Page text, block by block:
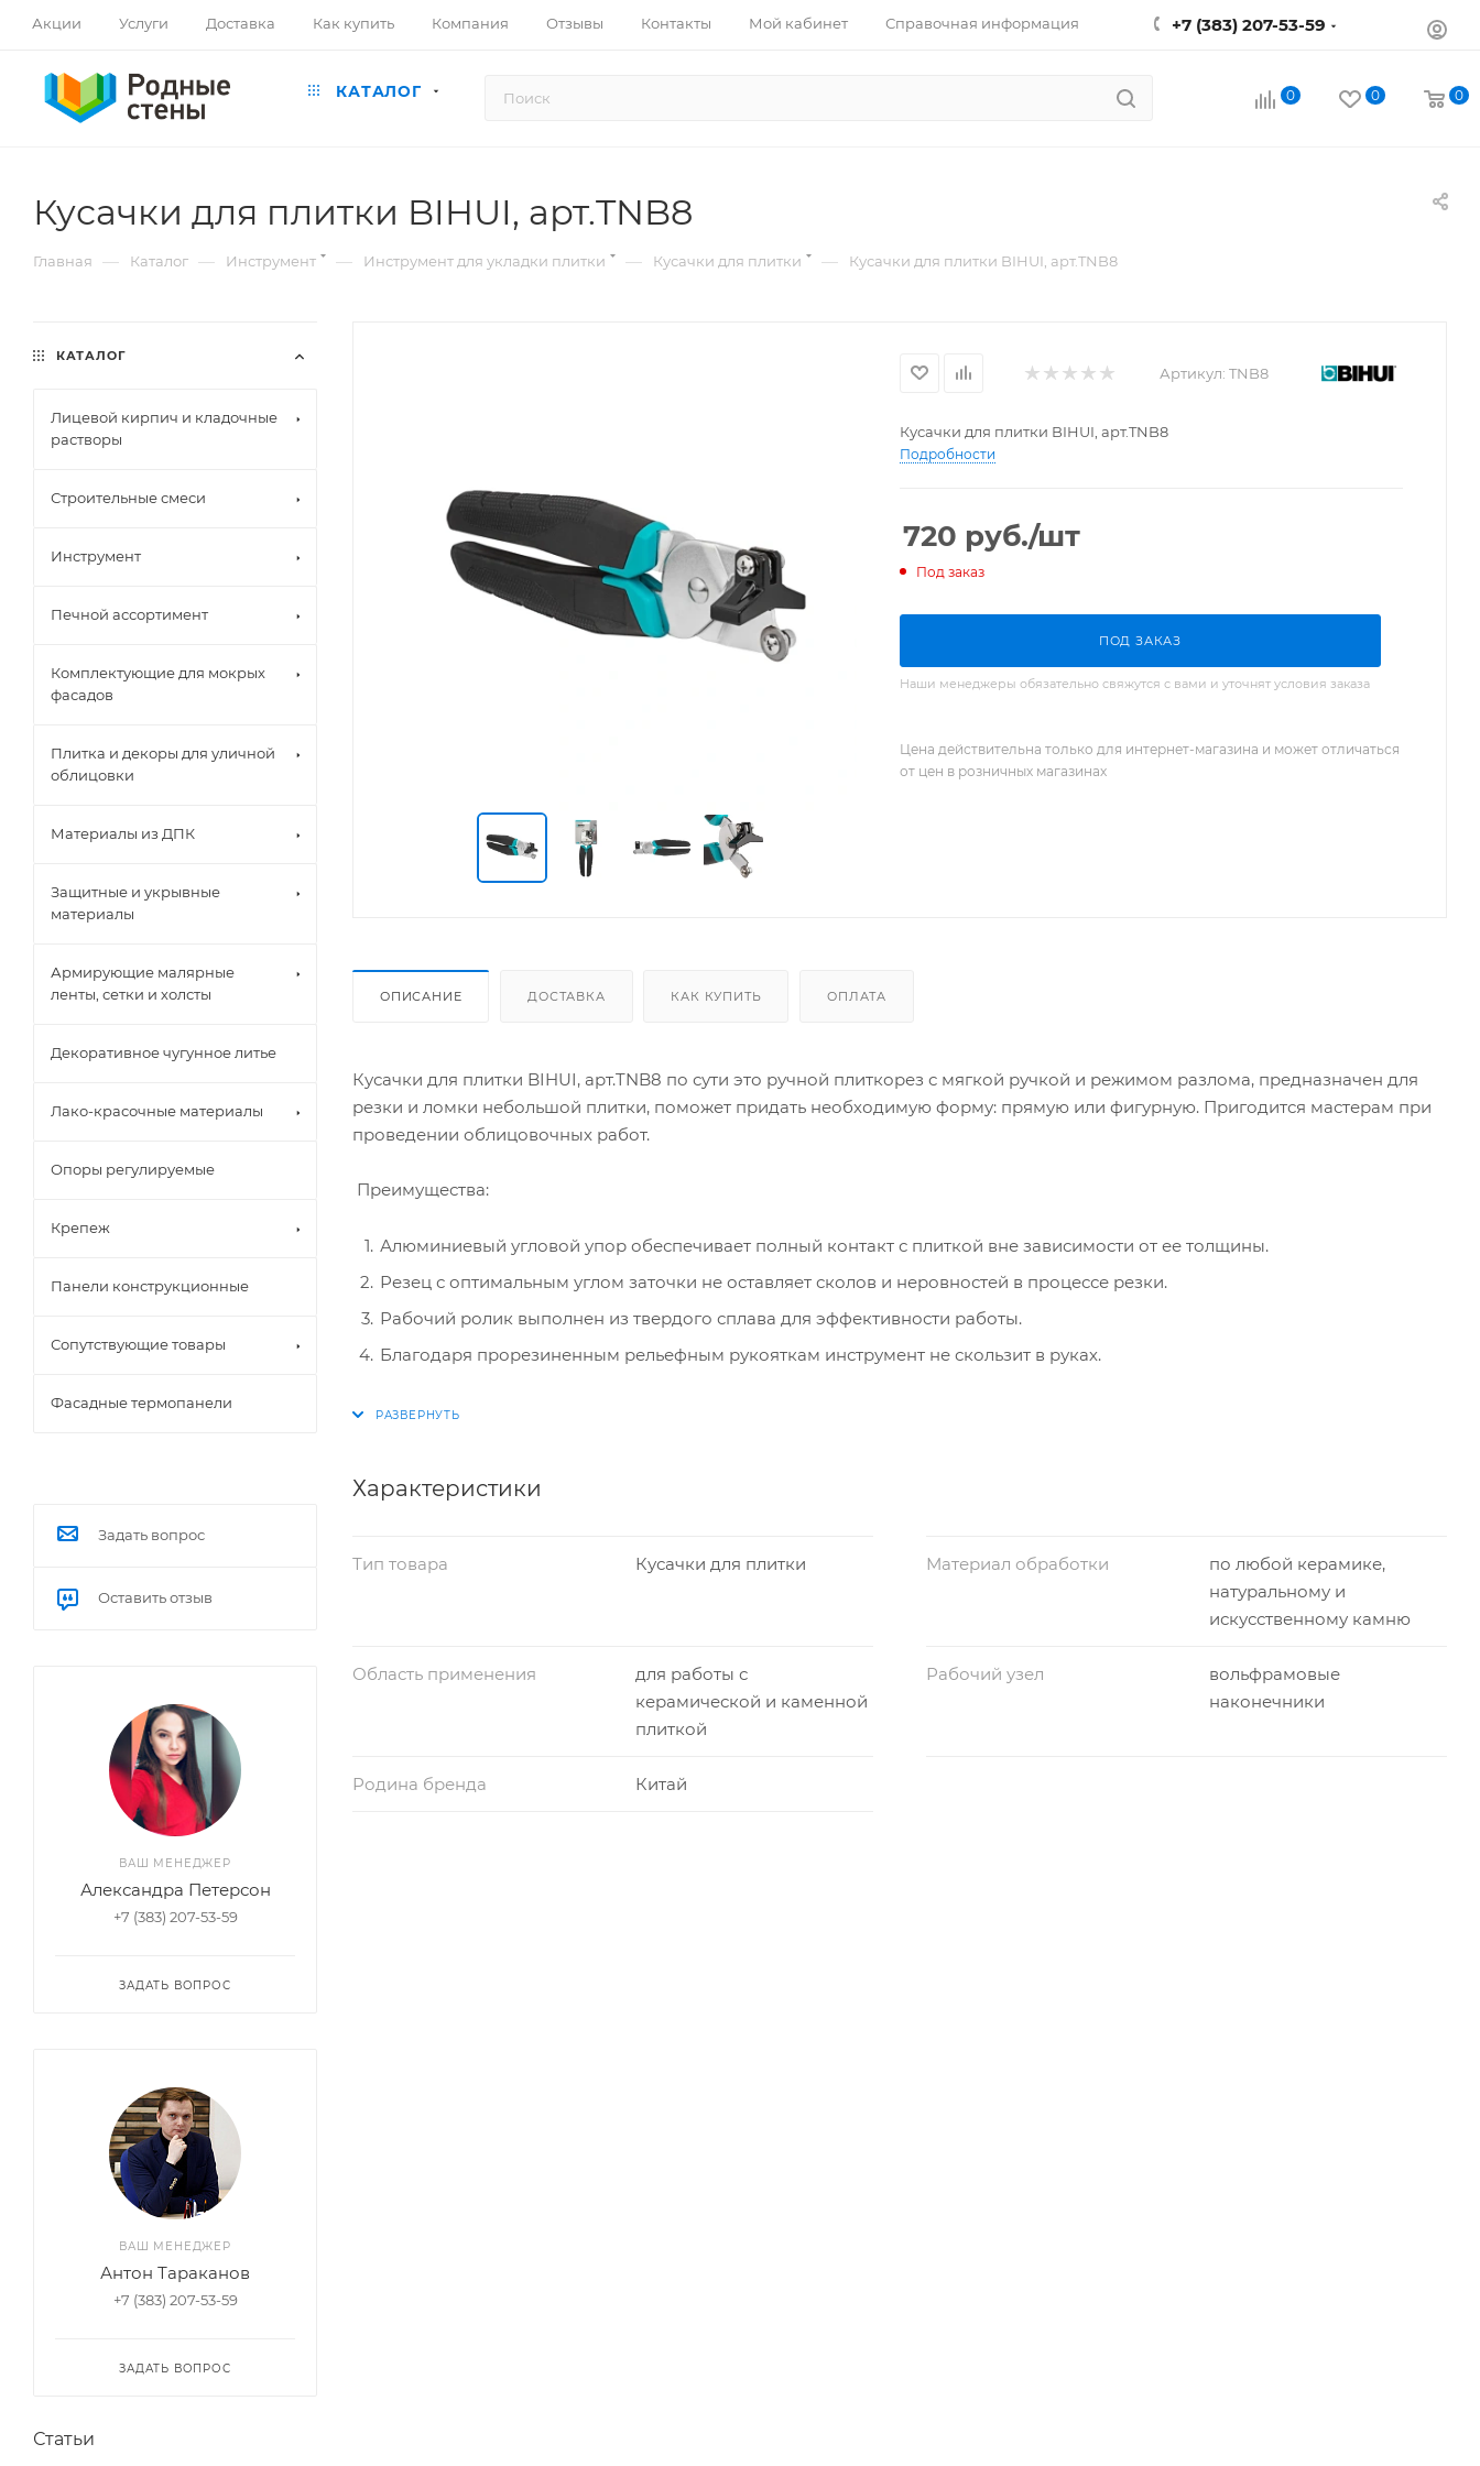
Акции Услуги Доставка Как купить Компания Отзывы Контакты Мой кабинет Справочная информация +7 (383) 207-53-59
КАТАЛОГ 0 0 0
Кусачки для плитки BIHUI, арт.TNB8
Главная — Каталог — Инструмент — Инструмент для укладки плитки — Кусачки для плитки — Кусачки для плитки BIHUI, арт.TNB8
Артикул: TNB8
Кусачки для плитки BIHUI, арт.TNB8
Подробности
720 руб./шт
Под заказ
ПОД ЗАКАЗ
Наши менеджеры обязательно свяжутся с вами и уточнят условия заказа
Цена действительна только для интернет-магазина и может отличаться
от цен в розничных магазинах
ОПИСАНИЕ ДОСТАВКА КАК КУПИТЬ ОПЛАТА
Кусачки для плитки BIHUI, арт.TNB8 по сути это ручной плиткорез с мягкой ручкой и режимом разлома, предназначен для
резки и ломки небольшой плитки, поможет придать необходимую форму: прямую или фигурную. Пригодится мастерам при
проведении облицовочных работ.
Преимущества:
Алюминиевый угловой упор обеспечивает полный контакт с плиткой вне зависимости от ее толщины.
Резец с оптимальным углом заточки не оставляет сколов и неровностей в процессе резки.
Рабочий ролик выполнен из твердого сплава для эффективности работы.
Благодаря прорезиненным рельефным рукояткам инструмент не скользит в руках.
Характеристики
Тип товара Кусачки для плитки Материал обработки
по любой керамике,
натуральному и
искусственному камню
Область применения
для работы с
керамической и каменной
плиткой
Рабочий узел
вольфрамовые
наконечники
Родина бренда Китай
КАТАЛОГ
Лицевой кирпич и кладочные
растворы
Строительные смеси
Инструмент
Печной ассортимент
Комплектующие для мокрых
фасадов
Плитка и декоры для уличной
облицовки
Материалы из ДПК
Защитные и укрывные
материалы
Армирующие малярные
ленты, сетки и холсты
Декоративное чугунное литье
Лако-красочные материалы
Опоры регулируемые
Крепеж
Панели конструкционные
Сопутствующие товары
Фасадные термопанели
Задать вопрос
Оставить отзыв
ВАШ МЕНЕДЖЕР
Александра Петерсон
+7 (383) 207-53-59
ЗАДАТЬ ВОПРОС
ВАШ МЕНЕДЖЕР
Антон Тараканов
+7 (383) 207-53-59
ЗАДАТЬ ВОПРОС
Статьи